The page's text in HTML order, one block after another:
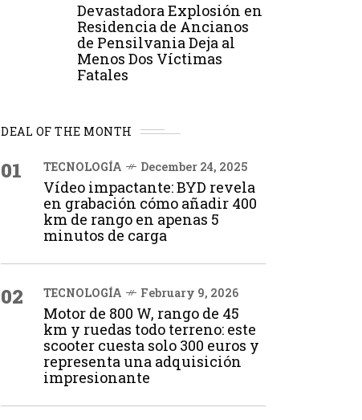
Devastadora Explosión en
Residencia de Ancianos
de Pensilvania Deja al
Menos Dos Víctimas
Fatales
DEAL OF THE MONTH
01 TECNOLOGÍA December 24, 2025
Vídeo impactante: BYD revela
en grabación cómo añadir 400
km de rango en apenas 5
minutos de carga
02 TECNOLOGÍA February 9, 2026
Motor de 800 W, rango de 45
km y ruedas todo terreno: este
scooter cuesta solo 300 euros y
representa una adquisición
impresionante